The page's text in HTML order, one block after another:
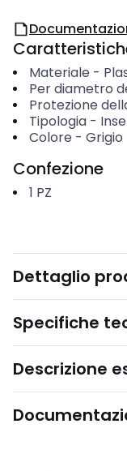
Materiale -
Per diametro
Protezione
Tipologia-
Colore - Grigio
Confezione
1 PZ
Dettaglio
Specifiche
Descrizione